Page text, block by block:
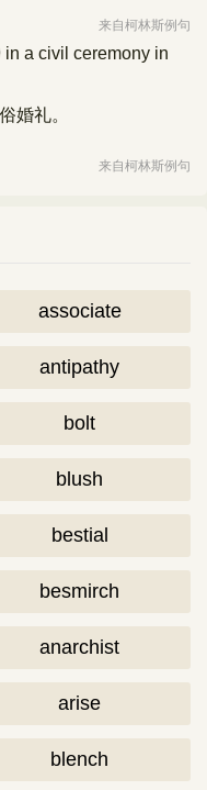
来自柯林斯例句
in a civil ceremony in
婚礼。
来自柯林斯例句
associate
antipathy
bolt
blush
bestial
besmirch
anarchist
arise
blench